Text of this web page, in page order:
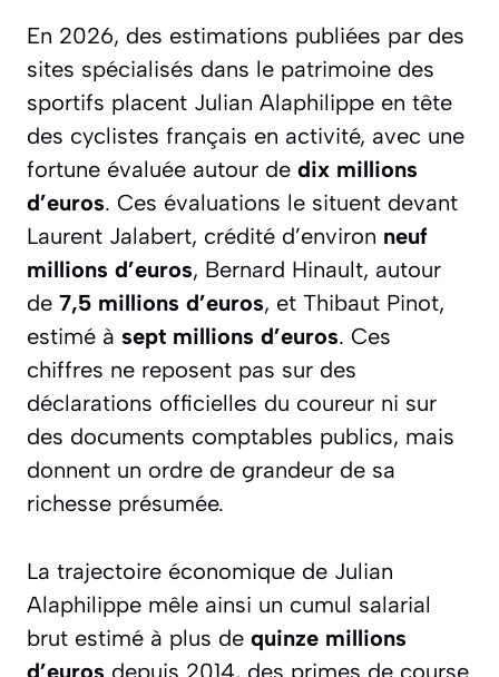
En 2026, des estimations publiées par des
sites spécialisés dans le patrimoine des
sportifs placent Julian Alaphilippe en tête
des cyclistes français en activité, avec une
fortune évaluée autour de dix millions
d’euros. Ces évaluations le situent devant
Laurent Jalabert, crédité d’environ neuf
millions d’euros, Bernard Hinault, autour
de 7,5 millions d’euros, et Thibaut Pinot,
estimé à sept millions d’euros. Ces
chiffres ne reposent pas sur des
déclarations officielles du coureur ni sur
des documents comptables publics, mais
donnent un ordre de grandeur de sa
richesse présumée.
La trajectoire économique de Julian
Alaphilippe mêle ainsi un cumul salarial
brut estimé à plus de quinze millions
d’euros depuis 2014, des primes de course